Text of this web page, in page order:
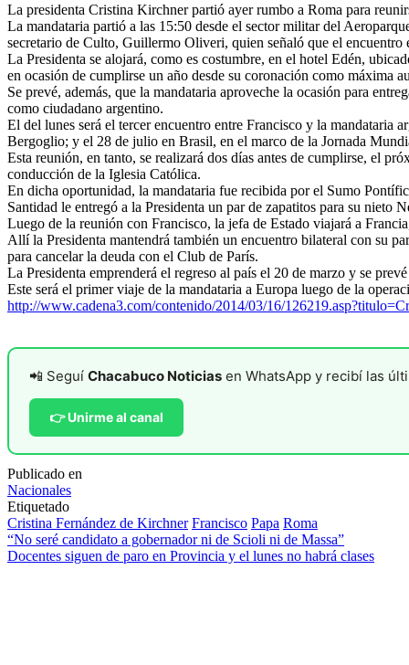
La presidenta Cristina Kirchner partió ayer rumbo a Roma para
La mandataria partió a las 15:50 desde el sector militar del
secretario de Culto, Guillermo Oliveri, quien señaló que el encuentro
La Presidenta se alojará, como es costumbre, en el hotel Edén,
en ocasión de cumplirse un año desde su coronación como máxima
Se prevé, además, que la mandataria aproveche la ocasión para
como ciudadano argentino.
El del lunes será el tercer encuentro entre Francisco y la mandataria
Bergoglio; y el 28 de julio en Brasil, en el marco de la Jornada
Esta reunión, en tanto, se realizará dos días antes de cumplirse, el
conducción de la Iglesia Católica.
En dicha oportunidad, la mandataria fue recibida por el Sumo
Santidad le entregó a la Presidenta un par de zapatitos para su nieto
Luego de la reunión con Francisco, la jefa de Estado viajará a
Allí la Presidenta mantendrá también un encuentro bilateral con su
para cancelar la deuda con el Club de París.
La Presidenta emprenderá el regreso al país el 20 de marzo y se
Este será el primer viaje de la mandataria a Europa luego de la
http://www.cadena3.com/contenido/2014/03/16/
📲 Seguí Chacabuco Noticias en WhatsApp y recibí las
👉 Unirme al canal
Publicado en
Nacionales
Etiquetado
Cristina Fernández de Kirchner Francisco Papa Roma
Navegación
de
“No seré candidato a gobernador ni de Scioli ni de Massa”
Docentes siguen de paro en Provincia y el lunes no habrá clases